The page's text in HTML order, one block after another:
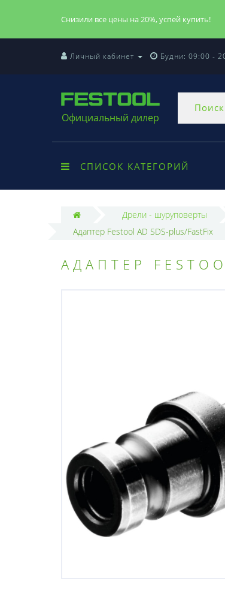
Снизили все цены на 20%, успей купить!
Личный кабинет Будни: 09:00 -
Официальный дилер
СПИСОК КАТЕГОРИЙ
Дрели - шуруповерты
Адаптер Festool AD SDS-plus/FastFix
АДАПТЕР